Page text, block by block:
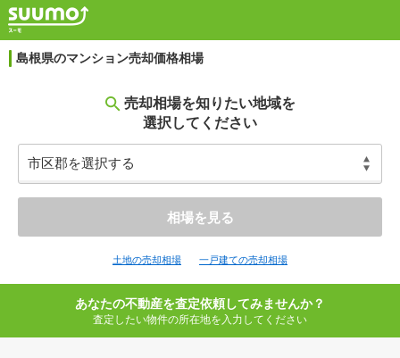
島根県のマンション売却価格相場
売却相場を知りたい地域を
選択してください
相場を見る
土地の売却相場 一戸建ての売却相場
あなたの不動産を査定依頼してみませんか？
査定したい物件の所在地を入力してください